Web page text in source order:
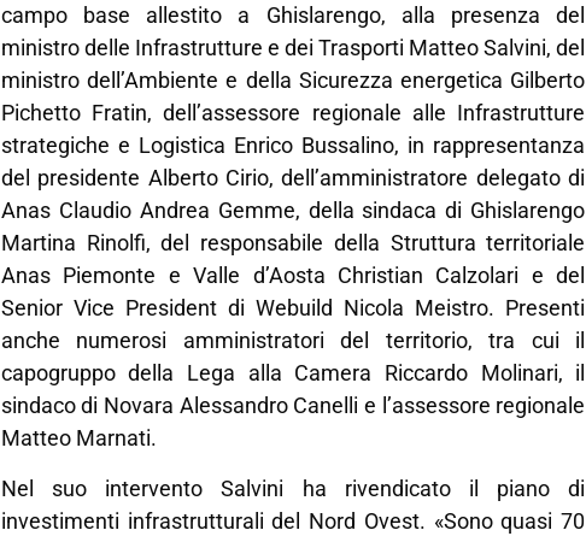
campo base allestito a Ghislarengo, alla presenza del
ministro delle Infrastrutture e dei Trasporti Matteo Salvini, del
ministro dell’Ambiente e della Sicurezza energetica Gilberto
Pichetto Fratin, dell’assessore regionale alle Infrastrutture
strategiche e Logistica Enrico Bussalino, in rappresentanza
del presidente Alberto Cirio, dell’amministratore delegato di
Anas Claudio Andrea Gemme, della sindaca di Ghislarengo
Martina Rinolfi, del responsabile della Struttura territoriale
Anas Piemonte e Valle d’Aosta Christian Calzolari e del
Senior Vice President di Webuild Nicola Meistro. Presenti
anche numerosi amministratori del territorio, tra cui il
capogruppo della Lega alla Camera Riccardo Molinari, il
sindaco di Novara Alessandro Canelli e l’assessore regionale
Matteo Marnati.
Nel suo intervento Salvini ha rivendicato il piano di
investimenti infrastrutturali del Nord Ovest. «Sono quasi 70